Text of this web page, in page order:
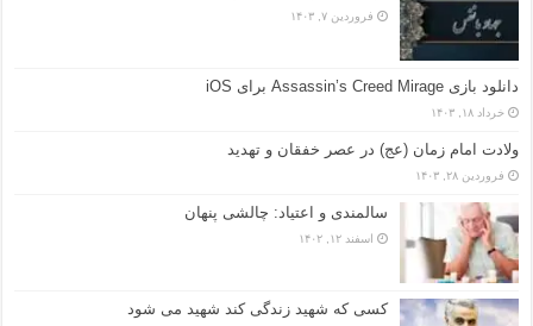
فروردین ۷, ۱۴۰۳
دانلود بازی Assassin’s Creed Mirage برای iOS
خرداد ۱۸, ۱۴۰۳
ولادت امام زمان (عج) در عصر خفقان و تهدید
فروردین ۲۸, ۱۴۰۳
سالمندی و اعتیاد: چالشی پنهان
اسفند ۱۲, ۱۴۰۲
کسی که شهید زندگی کند شهید می شود